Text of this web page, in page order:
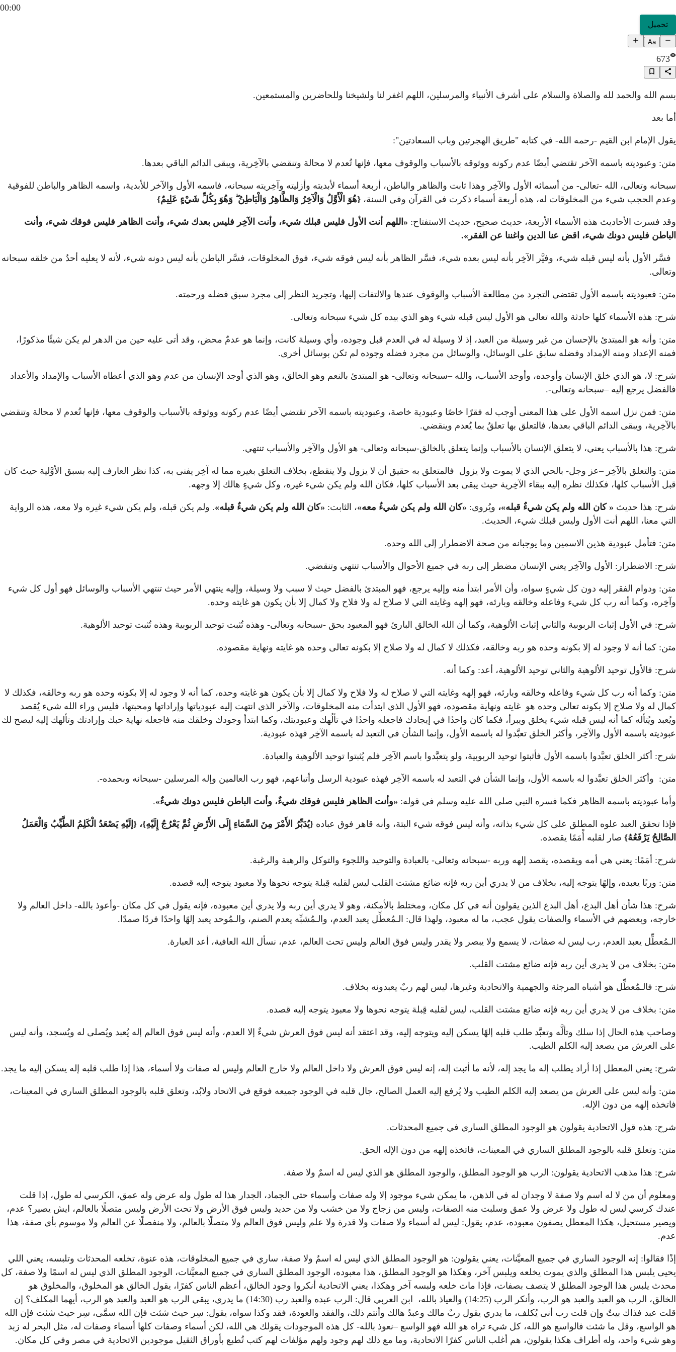
00:00
تحميل
Aa
673
بسم الله والحمد لله والصلاة والسلام على أشرف الأنبياء والمرسلين، اللهم اغفر لنا ولشيخنا وللحاضرين والمستمعين.
أما بعد
يقول الإمام ابن القيم -رحمه الله- في كتابه "طريق الهجرتين وباب السعادتين":
متن: وعبوديته باسمه الآخر تقتضي أيضًا عدم ركونه ووثوقه بالأسباب والوقوف معها، فإنها تُعدم لا محالة وتنقضي بالآخِرية، ويبقى الدائم الباقي بعدها.
سبحانه وتعالى، الله -تعالى- من أسمائه الأول والآخِر وهذا ثابت والظاهر والباطن، أربعة أسماء لأبديته وأزليته وآخِريته سبحانه، فاسمه الأول والآخر للأبدية، واسمه الظاهر والباطن للفوقية
وعدم الحجب شيء من المخلوقات له، هذه أربعة أسماء ذكرت في القرآن وفي السنة، {هُوَ الْأَوَّلُ وَالْآخِرُ وَالظَّاهِرُ وَالْبَاطِنُ وَهُوَ بِكُلِّ شَيْءٍ عَلِيمٌ}
وقد فسرت الأحاديث هذه الأسماء الأربعة، حديث صحيح، حديث الاستفتاح: «اللهم أنت الأول فليس قبلك شيء، وأنت الآخِر فليس بعدك شيء، وأنت الظاهر فليس فوقك شيء، وأنت
الباطن فليس دونك شيء، اقض عنا الدين واغننا عن الفقر».
فسَّر الأول بأنه ليس قبله شيء، وفيَّر الآخِر بأنه ليس بعده شيء، فسَّر الظاهر بأنه ليس فوقه شيء، فوق المخلوقات، فسَّر الباطن بأنه ليس دونه شيء، لأنه لا يعليه أحدٌ من خلقه سبحانه
وتعالى.
متن: فعبوديته باسمه الأول تقتضي التجرد من مطالعة الأسباب والوقوف عندها والالتفات إليها، وتجريد النظر إلى مجرد سبق فضله ورحمته.
شرح: هذه الأسماء كلها حادثة والله تعالى هو الأول ليس قبله شيء وهو الذي بيده كل شيء سبحانه وتعالى.
متن: وأنه هو المبتدئ بالإحسان من غير وسيلة من العبد، إذ لا وسيلة له في العدم قبل وجوده، وأي وسيلة كانت، وإنما هو عدمٌ محض، وقد أتى عليه حين من الدهر لم يكن شيئًا مذكورًا،
فمنه الإعداد ومنه الإمداد وفضله سابق على الوسائل، والوسائل من مجرد فضله وجوده لم تكن بوسائل أخرى.
شرح: لا، هو الذي خلق الإنسان وأوجده، وأوجد الأسباب، والله –سبحانه وتعالى- هو المبتدئ بالنعم وهو الخالق، وهو الذي أوجد الإنسان من عدم وهو الذي أعطاه الأسباب والإمداد والأعداد
فالفضل يرجع إليه –سبحانه وتعالى-.
متن: فمن نزل اسمه الأول على هذا المعنى أوجب له فقرًا خاصًا وعبودية خاصة، وعبوديته باسمه الآخر تقتضي أيضًا عدم ركونه ووثوقه بالأسباب والوقوف معها، فإنها تُعدم لا محالة وتنقضي
بالآخِرية، ويبقى الدائم الباقي بعدها، فالتعلق بها تعلقٌ بما يُعدم وينقضي.
شرح: هذا بالأسباب يعني، لا يتعلق الإنسان بالأسباب وإنما يتعلق بالخالق-سبحانه وتعالى- هو الأول والآخِر والأسباب تنتهي.
متن: والتعلق بالآخِر –عز وجل- بالحي الذي لا يموت ولا يزول فالمتعلق به حقيق أن لا يزول ولا ينقطع، بخلاف التعلق بغيره مما له آخِر يفنى به، كذا نظر العارف إليه بسبق الأوَّلية حيث كان
قبل الأسباب كلها، فكذلك نظره إليه ببقاء الآخِرية حيث يبقى بعد الأسباب كلها، فكان الله ولم يكن شيء غيره، وكل شيءٍ هالك إلا وجهه.
شرح: هذا حديث « كان الله ولم يكن شيءٌ قبله»، ويُروى: «كان الله ولم يكن شيءٌ معه»، الثابت: «كان الله ولم يكن شيءٌ قبله». ولم يكن قبله، ولم يكن شيء غيره ولا معه، هذه الرواية
التي معنا، اللهم أنت الأول وليس قبلك شيء، الحديث.
متن: فتأمل عبودية هذين الاسمين وما يوجبانه من صحة الاضطرار إلى الله وحده.
شرح: الاضطرار: الأول والآخِر يعني الإنسان مضطر إلى ربه في جميع الأحوال والأسباب تنتهي وتنقضي.
متن: ودوام الفقر إليه دون كل شيءٍ سواه، وأن الأمر ابتدأ منه وإليه يرجع، فهو المبتدئ بالفضل حيث لا سبب ولا وسيلة، وإليه ينتهي الأمر حيث تنتهي الأسباب والوسائل فهو أول كل شيء
وآخِره، وكما أنه رب كل شيء وفاعله وخالقه وبارئه، فهو إلهه وغايته التي لا صلاح له ولا فلاح ولا كمال إلا بأن يكون هو غايته وحده.
شرح: في الأول إثبات الربوبية والثاني إثبات الألوهية، وكما أن الله الخالق البارئ فهو المعبود بحق -سبحانه وتعالى- وهذه تُثبت توحيد الربوبية وهذه تُثبت توحيد الألوهية.
متن: كما أنه لا وجود له إلا بكونه وحده هو ربه وخالقه، فكذلك لا كمال له ولا صلاح إلا بكونه تعالى وحده هو غايته ونهاية مقصوده.
شرح: فالأول توحيد الألوهية والثاني توحيد الألوهية، أعد: وكما أنه.
متن: وكما أنه رب كل شيء وفاعله وخالقه وبارئه، فهو إلهه وغايته التي لا صلاح له ولا فلاح ولا كمال إلا بأن يكون هو غايته وحده، كما أنه لا وجود له إلا بكونه وحده هو ربه وخالقه، فكذلك لا
كمال له ولا صلاح إلا بكونه تعالى وحده هو غايته ونهاية مقصوده، فهو الأول الذي ابتدأت منه المخلوقات، والآخر الذي انتهت إليه عبودياتها وإراداتها ومحبتها، فليس وراء الله شيء يُقصد
ويُعبد ويُتأله كما أنه ليس قبله شيء يخلق ويبرأ، فكما كان واحدًا في إيجادك فاجعله واحدًا في تألُهك وعبوديتك، وكما ابتدأ وجودك وخلقك منه فاجعله نهاية حبك وإرادتك وتألهك إليه ليصح لك
عبوديته باسمه الأول والآخِر، وأكثر الخلق تعبَّدوا له باسمه الأول، وإنما الشأن في التعبد له باسمه الآخِر فهذه عبودية.
شرح: أكثر الخلق تعبَّدوا باسمه الأول فأثبتوا توحيد الربوبية، ولو يتعبَّدوا باسم الآخِر فلم يُثبتوا توحيد الألوهية والعبادة.
متن: وأكثر الخلق تعبَّدوا له باسمه الأول، وإنما الشأن في التعبد له باسمه الآخِر فهذه عبودية الرسل وأتباعهم، فهو رب العالمين وإله المرسلين -سبحانه وبحمده-.
وأما عبوديته باسمه الظاهر فكما فسره النبي صلى الله عليه وسلم في قوله: «وأنت الظاهر فليس فوقك شيءٌ، وأنت الباطن فليس دونك شيءٌ».
فإذا تحقق العبد علوه المطلق على كل شيء بذاته، وأنه ليس فوقه شيء البتة، وأنه قاهر فوق عباده {يُدَبِّرُ الأَمْرَ مِنَ السَّمَاءِ إِلَى الأَرْضِ ثُمَّ يَعْرُجُ إِلَيْهِ}، {إلَيْهِ يَصْعَدُ الْكَلِمُ الطَّيِّبُ وَالْعَمَلُ
الصَّالِحُ يَرْفَعُهُ} صار لقلبه أًمَمًا يقصده.
شرح: أمَمًا: يعني هي أمه ويقصده، يقصد إلهه وربه -سبحانه وتعالى- بالعبادة والتوحيد واللجوء والتوكل والرهبة والرغبة.
متن: وربًا يعبده، وإلهًا يتوجه إليه، بخلاف من لا يدري أين ربه فإنه ضائع مشتت القلب ليس لقلبه قِبلة يتوجه نحوها ولا معبود يتوجه إليه قصده.
شرح: هذا شأن أهل البدع، أهل البدع الذين يقولون أنه في كل مكان، ومختلط بالأمكنة، وهو لا يدري أين ربه ولا يدري أين معبوده، فإنه يقول في كل مكان -وأعوذ بالله- داخل العالم ولا
خارجه، وبعضهم في الأسماء والصفات يقول عجب، ما له معبود، ولهذا قال: الـمُعطِّل يعبد العدم، والـمُشبِّه يعدم الصنم، والـمُوحد يعبد إلهًا واحدًا فردًا صمدًا.
الـمُعطِّل يعبد العدم، رب ليس له صفات، لا يسمع ولا يبصر ولا يقدر وليس فوق العالم وليس تحت العالم، عدم، نسأل الله العافية، أعد العبارة.
متن: بخلاف من لا يدري أين ربه فإنه ضائع مشتت القلب.
شرح: فالـمُعطِّل هو أشباه المرجئة والجهمية والاتحادية وغيرها، ليس لهم ربٌ يعبدونه بخلاف.
متن: بخلاف من لا يدري أين ربه فإنه ضائع مشتت القلب، ليس لقلبه قِبلة يتوجه نحوها ولا معبود يتوجه إليه قصده.
وصاحب هذه الحال إذا سلك وتألَّه وتعبَّد طلب قلبه إلهًا يسكن إليه ويتوجه إليه، وقد اعتقد أنه ليس فوق العرش شيءٌ إلا العدم، وأنه ليس فوق العالم إله يُعبد ويُصلى له ويُسجد، وأنه ليس
على العرش من يصعد إليه الكلم الطيب.
شرح: يعني المعطل إذا أراد يطلب إله ما يجد إله، لأنه ما أثبت إله، إنه ليس فوق العرش ولا داخل العالم ولا خارج العالم وليس له صفات ولا أسماء، هذا إذا طلب قلبه إله يسكن إليه ما يجد.
متن: وأنه ليس على العرش من يصعد إليه الكلم الطيب ولا يُرفع إليه العمل الصالح، جال قلبه في الوجود جميعه فوقع في الاتحاد ولابُد، وتعلق قلبه بالوجود المطلق الساري في المعينات،
فاتخذه إلهه من دون الإله.
شرح: هذه قول الاتحادية يقولون هو الوجود المطلق الساري في جميع المحدثات.
متن: وتعلق قلبه بالوجود المطلق الساري في المعينات، فاتخذه إلهه من دون الإله الحق.
شرح: هذا مذهب الاتحادية يقولون: الرب هو الوجود المطلق، والوجود المطلق هو الذي ليس له اسمٌ ولا صفة.
ومعلوم أن من لا له اسم ولا صفة لا وجدان له في الذهن، ما يمكن شيء موجود إلا وله صفات وأسماء حتى الجماد، الجدار هذا له طول وله عرض وله عمق، الكرسي له طول، إذا قلت
عندك كرسي ليس له طول ولا عرض ولا عمق وسلبت منه الصفات، وليس من زجاج ولا من خشب ولا من حديد وليس فوق الأرض ولا تحت الأرض وليس متصلًا بالعالم، ايش يصير؟ عدم،
ويصير مستحيل، هكذا المعطل يصفون معبوده، عدم، يقول: ليس له أسماء ولا صفات ولا قدرة ولا علم وليس فوق العالم ولا متصلًا بالعالم، ولا منفصلًا عن العالم ولا موسوم بأي صفة، هذا
عدم.
إذًا فقالوا: إنه الوجود الساري في جميع المعيَّنات، يعني يقولون: هو الوجود المطلق الذي ليس له اسمٌ ولا صفة، ساري في جميع المخلوقات، هذه عنوة، تخلعه المحدثات وتلبسه، يعني اللي
يحيى يلبس هذا المطلق والذي يموت يخلعه ويلبس آخر، وهكذا هو الوجود المطلق، هذا معبوده، الوجود المطلق الساري في جميع المعيَّنات، الوجود المطلق الذي ليس له اسمًا ولا صفة، كل
محدث يلبس هذا الوجود المطلق لا يتصف بصفات، فإذا مات خلعه ولبسه آخر وهكذا، يعني الاتحادية أنكروا وجود الخالق، أعظم الناس كفرًا، يقول الخالق هو المخلوق، والمخلوق هو
الخالق، الرب هو العبد والعبد هو الرب، وأنكر الرب (14:25) والعياذ بالله، ابن العربي قال: الرب عبده والعبد رب (14:30) ما يدري، يبقي الرب هو العبد والعبد هو الرب، أيهما المكلف؟ إن
قلت عبد فذاك بيتٌ وإن قلت رب أنى يُكلف، ما يدري يقول ربٌ مالك وعبدٌ هالك وأنتم ذلك، والفقد والعودة، فقد وكذا سواه، يقول: سِر حيث شئت فإن الله سمَّى، سِر حيث شئت فإن الله
هو الواسع، وقل ما شئت فالواسع هو الله، كل شيء تراه هو الله فهو الواسع –نعوذ بالله- كل هذه الموجودات يقولك هي الله، لكن أسماء وصفات كلها أسماء وصفات له، مثل البحر له زبد
وهو شيء واحد، وله أطراف هكذا يقولون، هم أغلب الناس كفرًا الاتحادية، وما مع ذلك لهم وجود ولهم مؤلفات لهم كتب تُطبع بأوراق الثقيل موجودين الاتحادية في مصر وفي كل مكان.